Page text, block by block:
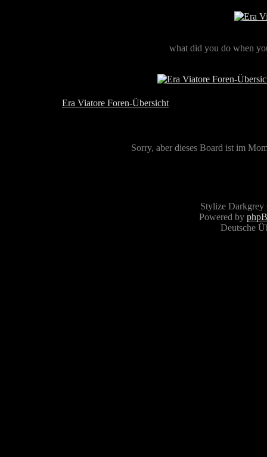
what did you do when
Era Viatore Foren-Übersicht
Sorry, aber dieses Board ist im
Stylize
Powered by
Deutsche